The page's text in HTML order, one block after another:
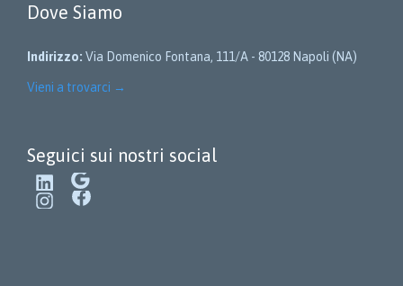
Dove Siamo
Indirizzo: Via Domenico Fontana, 111/A - 80128 Napoli (NA)
Vieni a trovarci →
Seguici sui nostri social
LinkedIn Google
InstagramFacebook